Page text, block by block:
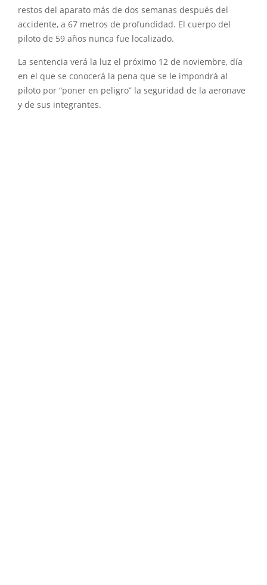
restos del aparato más de dos semanas después del
accidente, a 67 metros de profundidad. El cuerpo del
piloto de 59 años nunca fue localizado.
La sentencia verá la luz el próximo 12 de noviembre, día
en el que se conocerá la pena que se le impondrá al
piloto por “poner en peligro” la seguridad de la aeronave
y de sus integrantes.